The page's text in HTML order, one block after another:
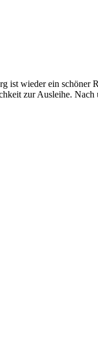
wieder ein schöner
zur Ausleihe. Nach